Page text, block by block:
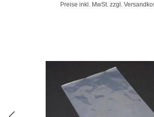
Preise inkl. MwSt. zzgl.